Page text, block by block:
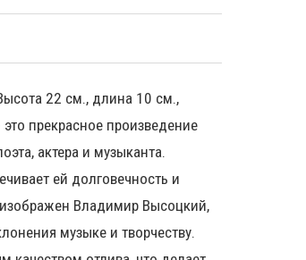
22 см., длина 10 см.,
прекрасное произведение
актера и музыканта.
ей долговечность и
изображен Владимир Высоцкий,
музыке и творчеству.